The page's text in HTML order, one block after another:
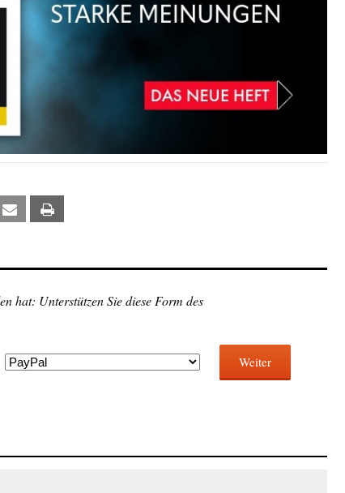
Email
hat: Unterstützen Sie diese Form des
Weiter